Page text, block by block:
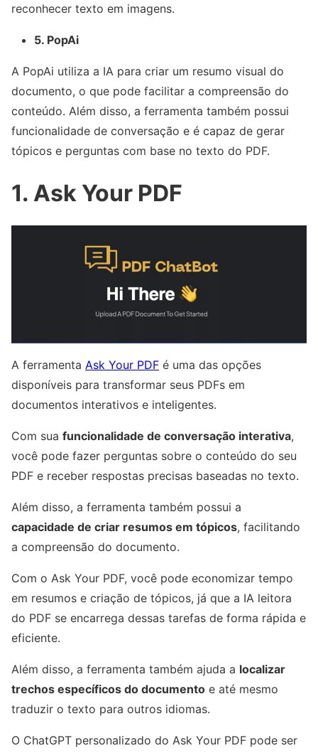
reconhecer texto em imagens.
5. PopAi
A PopAi utiliza a IA para criar um resumo visual do
documento, o que pode facilitar a compreensão do
conteúdo. Além disso, a ferramenta também possui
funcionalidade de conversação e é capaz de gerar
tópicos e perguntas com base no texto do PDF.
1. Ask Your PDF
A ferramenta Ask Your PDF é uma das opções
disponíveis para transformar seus PDFs em
documentos interativos e inteligentes.
Com sua funcionalidade de conversação interativa,
você pode fazer perguntas sobre o conteúdo do seu
PDF e receber respostas precisas baseadas no texto.
Além disso, a ferramenta também possui a
capacidade de criar resumos em tópicos, facilitando
a compreensão do documento.
Com o Ask Your PDF, você pode economizar tempo
em resumos e criação de tópicos, já que a IA leitora
do PDF se encarrega dessas tarefas de forma rápida e
eficiente.
Além disso, a ferramenta também ajuda a localizar
trechos específicos do documento e até mesmo
traduzir o texto para outros idiomas.
O ChatGPT personalizado do Ask Your PDF pode ser